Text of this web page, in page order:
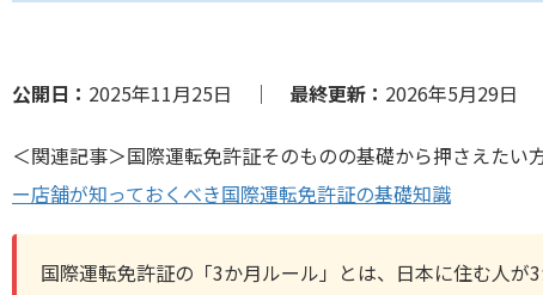
公開日： 2025年11月25日 ｜ 最終更新： 2026年5月29日
＜関連記事＞国際運転免許証そのものの基礎から押さえたい
ー店舗が知っておくべき国際運転免許証の基礎知識
国際運転免許証の「3か月ルール」とは、日本に住む人